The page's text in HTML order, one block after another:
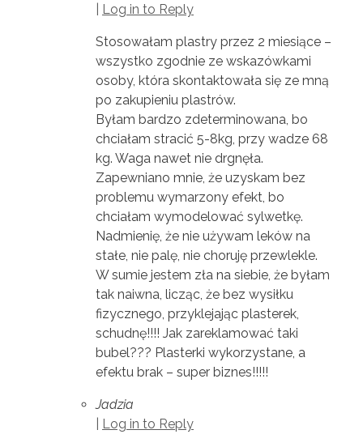
Log in to Reply
Stosowałam plastry przez 2 miesiące –
wszystko zgodnie ze wskazówkami
osoby, która skontaktowała się ze mną
po zakupieniu plastrów.
Byłam bardzo zdeterminowana, bo
chciałam stracić 5-8kg, przy wadze 68
kg. Waga nawet nie drgnęła.
Zapewniano mnie, że uzyskam bez
problemu wymarzony efekt, bo
chciałam wymodelować sylwetkę.
Nadmienię, że nie używam leków na
stałe, nie palę, nie choruję przewlekle.
W sumie jestem zła na siebie, że byłam
tak naiwna, licząc, że bez wysiłku
fizycznego, przyklejając plasterek,
schudnę!!!! Jak zareklamować taki
bubel??? Plasterki wykorzystane, a
efektu brak – super biznes!!!!!
Jadzia
Log in to Reply